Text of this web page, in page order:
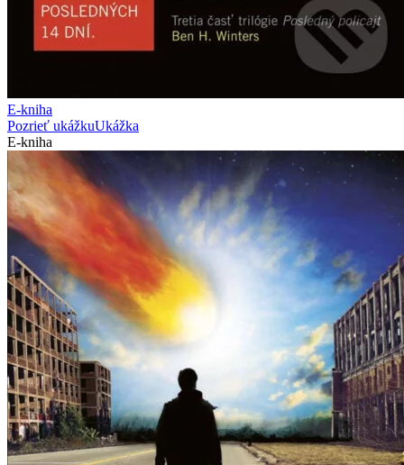
E-kniha
Pozrieť ukážkuUkážka
E-kniha